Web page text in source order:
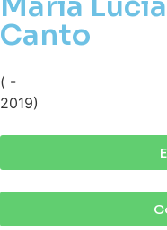
Canto
( -
2019)